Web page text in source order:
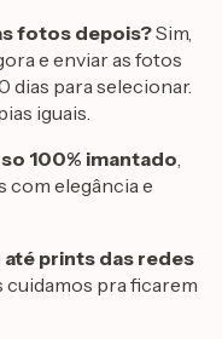
fotos depois?Sim,
e enviar as fotos
dias para selecionar.
iguais.
100% imantado,
com elegância e
prints das redes
cuidamos pra ficarem